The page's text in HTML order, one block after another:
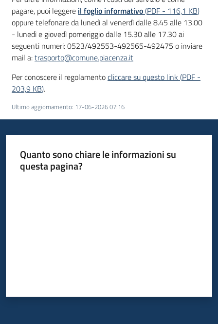
pagare, puoi leggere il foglio informativo(PDF - 116,1 KB)
oppure telefonare da lunedì al venerdì dalle 8.45 alle 13.00
- lunedì e giovedì pomeriggio dalle 15.30 alle 17.30 ai
seguenti numeri: 0523/492553-492565-492475 o inviare
mail a:trasporto@comune.piacenza.it
Per conoscere il regolamentocliccare su questo link (PDF -
203,9 KB).
Ultimo aggiornamento: 17-06-2026 07:16
Quanto sono chiare le informazioni su
questa pagina?